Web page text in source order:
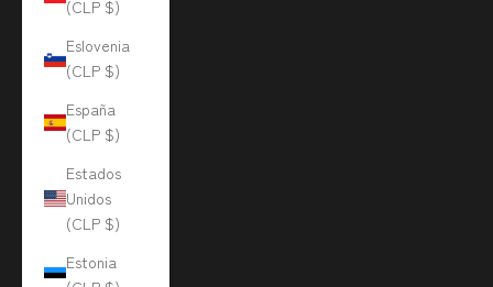
(CLP $)
Eslovenia
(CLP $)
España
(CLP $)
Estados
Unidos
(CLP $)
Estonia